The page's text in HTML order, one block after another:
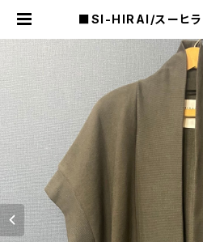
■SI-HIRAI/スーヒラ
/チャコール
raquel